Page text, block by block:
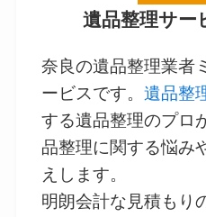
遺品整理サー
奈良の遺品整理業者
ービスです。遺品整
する遺品整理のプロ
品整理に関する悩み
えします。
明朗会計な見積もり